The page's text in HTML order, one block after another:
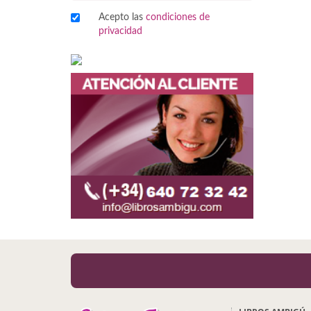
Acepto las condiciones de
privacidad